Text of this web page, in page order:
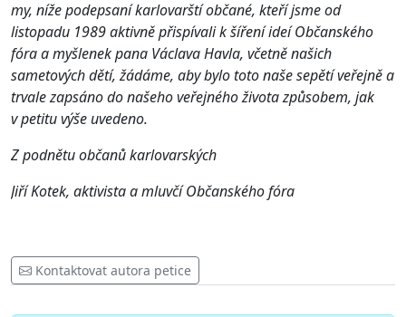
my, níže podepsaní karlovarští občané, kteří jsme od
listopadu 1989 aktivně přispívali k šíření ideí Občanského
fóra a myšlenek pana Václava Havla, včetně našich
sametových dětí, žádáme, aby bylo toto naše sepětí veřejně a
trvale zapsáno do našeho veřejného života způsobem, jak
v petitu výše uvedeno.
Z podnětu občanů karlovarských
Jiří Kotek, aktivista a mluvčí Občanského fóra
Kontaktovat autora petice